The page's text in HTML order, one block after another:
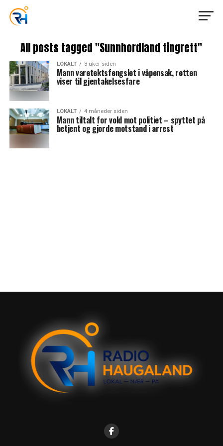
All posts tagged "Sunnhordland tingrett"
LOKALT 3 uker siden
Mann varetektsfengslet i våpensak, retten
viser til gjentakelsesfare
LOKALT 4 måneder siden
Mann tiltalt for vold mot politiet – spyttet på
betjent og gjorde motstand i arrest